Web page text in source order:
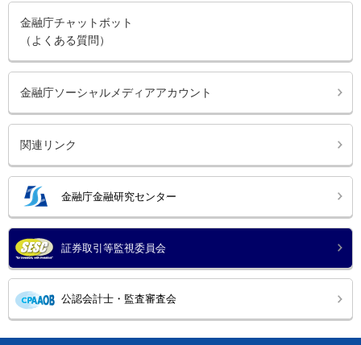
金融庁チャットボット
（よくある質問）
金融庁ソーシャルメディアアカウント
関連リンク
金融庁金融研究センター
証券取引等監視委員会
公認会計士・監査審査会